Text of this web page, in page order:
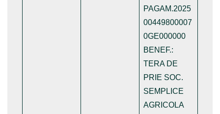
PAGAM.2025
00449800007
0GE000000
BENEF.:
TERA DE
PRIE SOC.
SEMPLICE
AGRICOLA